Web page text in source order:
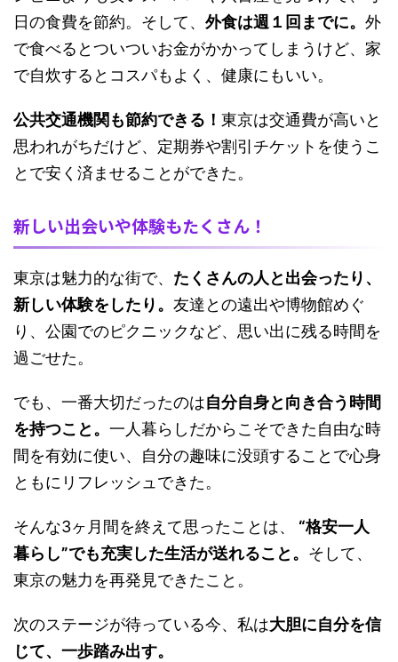
日の食費を節約。そして、 外食は週１回までに。 外
で食べるとついついお金がかかってしまうけど、家
で自炊するとコスパもよく、健康にもいい。
公共交通機関も節約できる！ 東京は交通費が高いと
思われがちだけど、定期券や割引チケットを使うこ
とで安く済ませることができた。
新しい出会いや体験もたくさん！
東京は魅力的な街で、 たくさんの人と出会ったり、
新しい体験をしたり。 友達との遠出や博物館めぐ
り、公園でのピクニックなど、思い出に残る時間を
過ごせた。
でも、一番大切だったのは自分自身と向き合う時間
を持つこと。 一人暮らしだからこそできた自由な時
間を有効に使い、自分の趣味に没頭することで心身
ともにリフレッシュできた。
そんな3ヶ月間を終えて思ったことは、
“格安一人
暮らし”でも充実した生活が送れること。 そして、
東京の魅力を再発見できたこと。
次のステージが待っている今、私は大胆に自分を信
じて、一歩踏み出す。